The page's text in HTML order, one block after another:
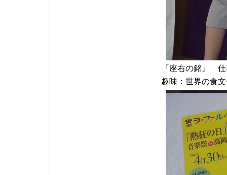
『座右の銘』
趣味：世界の食